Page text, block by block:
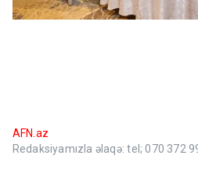
AFN.az
Redaksiyamızla əlaqə: tel; 070 372